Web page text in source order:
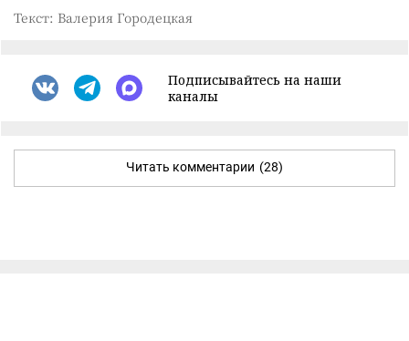
Текст: Валерия Городецкая
Подписывайтесь на наши
каналы
Читать комментарии (28)